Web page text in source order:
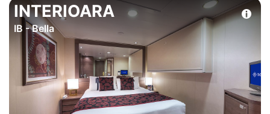
INTERIOARA
IB - Bella